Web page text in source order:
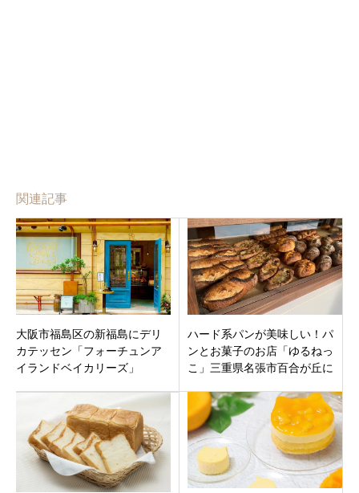
関連記事
大阪市福島区の新福島にデリ
カテッセン「フォーチュンア
イランドベイカリーズ」
ハード系パンが美味しい！パ
ンとお菓子のお店「ゆるねっ
こ」三重県名張市百合が丘に